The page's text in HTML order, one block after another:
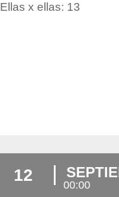
Ellas x ellas: 13
12
00:00